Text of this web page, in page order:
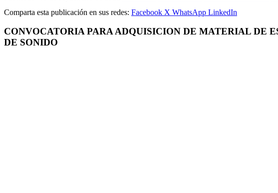
Comparta esta publicación en sus redes: Facebook X WhatsApp LinkedIn
CONVOCATORIA PARA ADQUISICION DE MATERIAL DE
DE SONIDO